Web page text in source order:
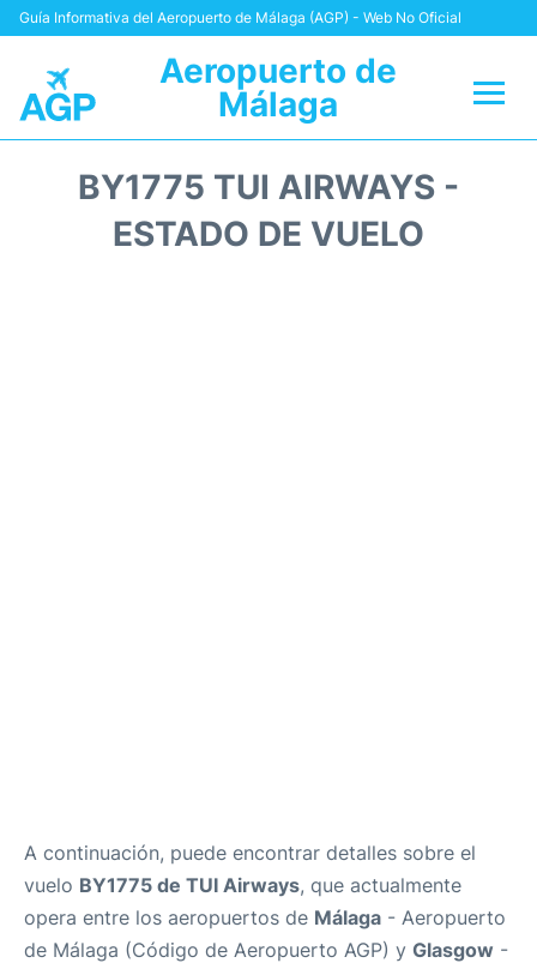
Guía Informativa del Aeropuerto de Málaga (AGP) - Web No Oficial
Aeropuerto de
Málaga
BY1775 TUI AIRWAYS -
ESTADO DE VUELO
A continuación, puede encontrar detalles sobre el
vuelo BY1775 de TUI Airways, que actualmente
opera entre los aeropuertos de Málaga - Aeropuerto
de Málaga (Código de Aeropuerto AGP) y Glasgow -